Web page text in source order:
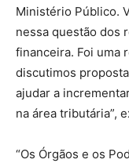
Ministério Público.
nessa questão dos
financeira. Foi uma
discutimos
ajudar a
na área tributária”,
“Os Órgãos e os